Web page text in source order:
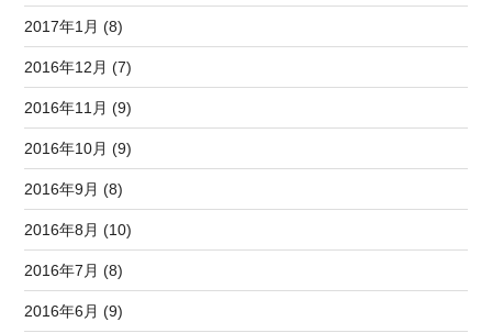
2017年1月 (8)
2016年12月 (7)
2016年11月 (9)
2016年10月 (9)
2016年9月 (8)
2016年8月 (10)
2016年7月 (8)
2016年6月 (9)